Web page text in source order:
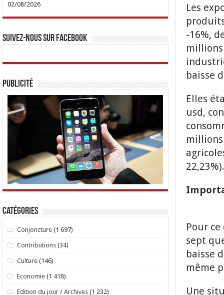
Les
-16%,
millions
baisse
Elles
usd,
millions
22,23%).
Pour
sept
baisse
même
Une
02/08/2026
Suivez-nous sur Facebook
Publicité
Catégories
Conjoncture (1 697)
Contributions (34)
Culture (146)
Economie (1 418)
Edition du jour / Archives (1 232)